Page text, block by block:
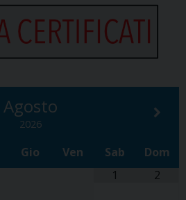
Agosto
2026
Gio Ven Sab
Dom
1
2